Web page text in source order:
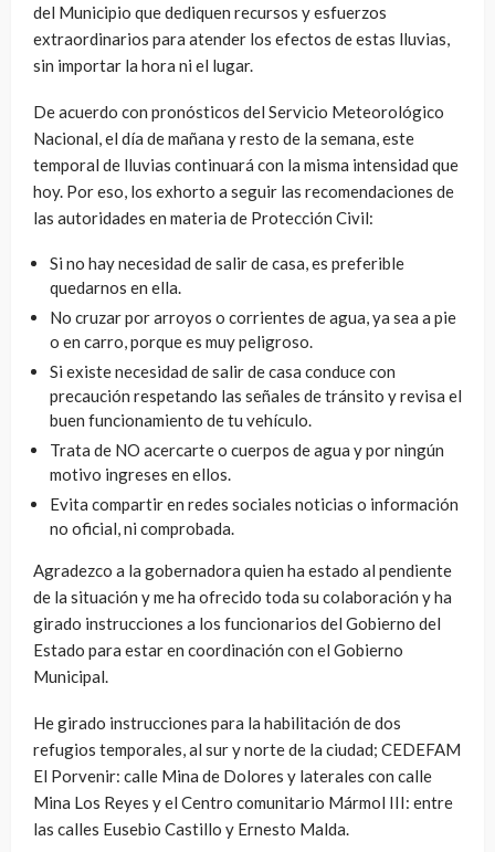
del Municipio que dediquen recursos y esfuerzos
extraordinarios para atender los efectos de estas lluvias,
sin importar la hora ni el lugar.
De acuerdo con pronósticos del Servicio Meteorológico
Nacional, el día de mañana y resto de la semana, este
temporal de lluvias continuará con la misma intensidad que
hoy. Por eso, los exhorto a seguir las recomendaciones de
las autoridades en materia de Protección Civil:
Si no hay necesidad de salir de casa, es preferible
quedarnos en ella.
No cruzar por arroyos o corrientes de agua, ya sea a pie
o en carro, porque es muy peligroso.
Si existe necesidad de salir de casa conduce con
precaución respetando las señales de tránsito y revisa el
buen funcionamiento de tu vehículo.
Trata de NO acercarte o cuerpos de agua y por ningún
motivo ingreses en ellos.
Evita compartir en redes sociales noticias o información
no oficial, ni comprobada.
Agradezco a la gobernadora quien ha estado al pendiente
de la situación y me ha ofrecido toda su colaboración y ha
girado instrucciones a los funcionarios del Gobierno del
Estado para estar en coordinación con el Gobierno
Municipal.
He girado instrucciones para la habilitación de dos
refugios temporales, al sur y norte de la ciudad; CEDEFAM
El Porvenir: calle Mina de Dolores y laterales con calle
Mina Los Reyes y el Centro comunitario Mármol III: entre
las calles Eusebio Castillo y Ernesto Malda.